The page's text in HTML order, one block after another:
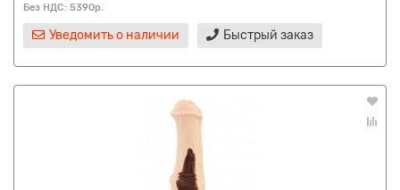
Без НДС: 5390р.
Уведомить о наличии Быстрый заказ